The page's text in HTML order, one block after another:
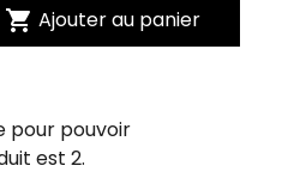
shopping_cart Ajouter au panier
pour pouvoir
est 2.